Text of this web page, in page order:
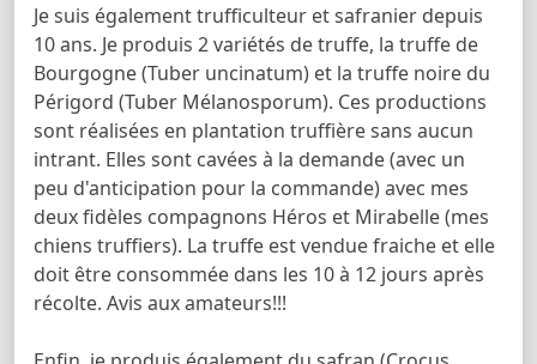
Je suis également trufficulteur et safranier depuis
10 ans. Je produis 2 variétés de truffe, la truffe de
Bourgogne (Tuber uncinatum) et la truffe noire du
Périgord (Tuber Mélanosporum). Ces productions
sont réalisées en plantation truffière sans aucun
intrant. Elles sont cavées à la demande (avec un
peu d'anticipation pour la commande) avec mes
deux fidèles compagnons Héros et Mirabelle (mes
chiens truffiers). La truffe est vendue fraiche et elle
doit être consommée dans les 10 à 12 jours après
récolte. Avis aux amateurs!!!